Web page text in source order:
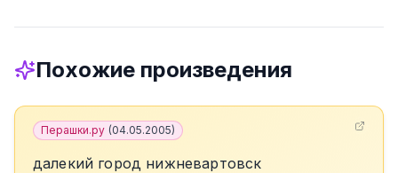
Похожие произведения
Перашки.ру (04.05.2005)
далекий город нижневартовск